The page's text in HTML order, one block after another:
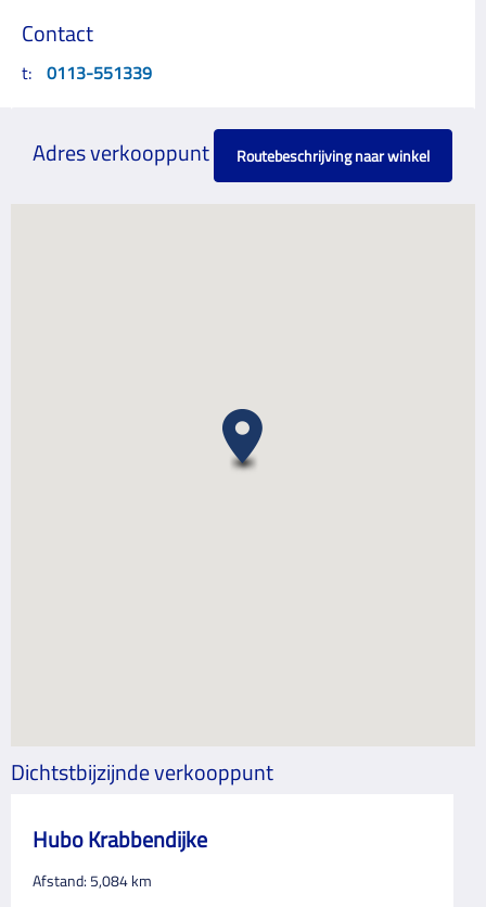
Contact
t: 0113-551339
Adres verkooppunt Routebeschrijving naar winkel
Dichtstbijzijnde verkooppunt
Hubo Krabbendijke
Afstand: 5,084km